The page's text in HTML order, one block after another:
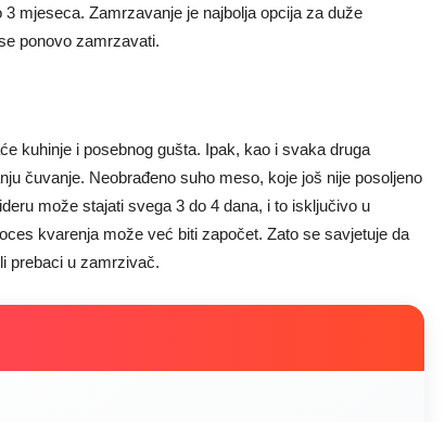
mjeseca. Zamrzavanje je najbolja opcija za duže
ponovo zamrzavati.
kuhinje i posebnog gušta. Ipak, kao i svaka druga
čuvanje. Neobrađeno suho meso, koje još nije posoljeno
može stajati svega 3 do 4 dana, i to isključivo u
kvarenja može već biti započet. Zato se savjetuje da
prebaci u zamrzivač.